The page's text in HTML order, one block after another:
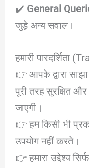
✔️ General
जुड़े अन्य सवाल।
हमारी पारदर्शिता
👉 आपके द्वारा
पूरी तरह सुरक्षित
जाएगी।
👉 हम किसी भी
उपयोग नहीं करते।
👉 हमारा उद्देश्य